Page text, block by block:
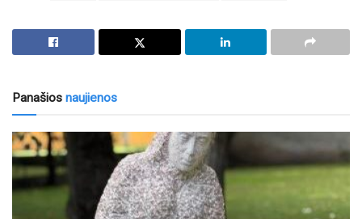
Panašios naujienos